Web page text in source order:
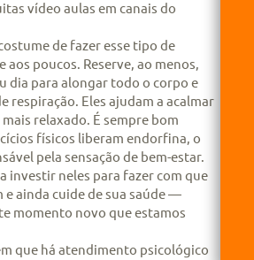
vídeo aulas em canais do
de fazer esse tipo de
aos poucos. Reserve, ao menos,
dia para alongar todo o corpo e
respiração. Eles ajudam a acalmar
relaxado. É sempre bom
físicos liberam endorfina, o
pela sensação de bem-estar.
investir neles para fazer com que
e ainda cuide de sua saúde —
momento novo que estamos
que há atendimento psicológico